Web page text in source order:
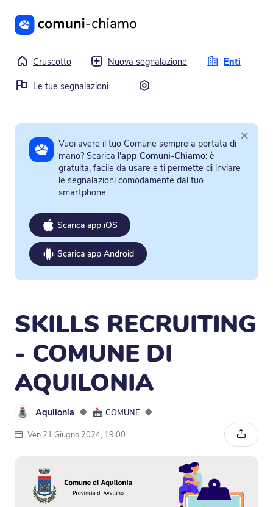
Vai al contenuto principale
Cruscotto Nuova segnalazione
Enti
Le tue segnalazioni
Vuoi avere il tuo Comune sempre a portata di
mano? Scarica l'app Comuni-Chiamo: è
gratuita, facile da usare e ti permette di inviare
le segnalazioni comodamente dal tuo
smartphone.
Scarica app iOS
Scarica app Android
×
SKILLS RECRUITING
- COMUNE DI
AQUILONIA
Aquilonia ◆ COMUNE ◆
Ven 21 Giugno 2024, 19:00